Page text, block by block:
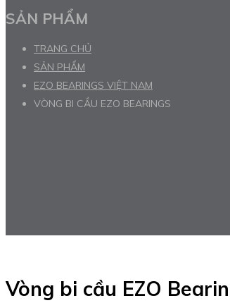
SẢN PHẨM
TRANG CHỦ
SẢN PHẨM
EZO BEARINGS VIỆT NAM
VÒNG BI CẦU EZO BEARINGS
Vòng bi cầu EZO